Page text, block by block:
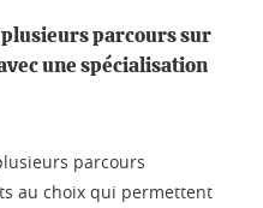
parcours sur
une spécialisation
parcours
au choix qui permettent